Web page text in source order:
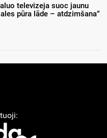
televizeja suoc jaunu
pūra lāde – atdzimšana”